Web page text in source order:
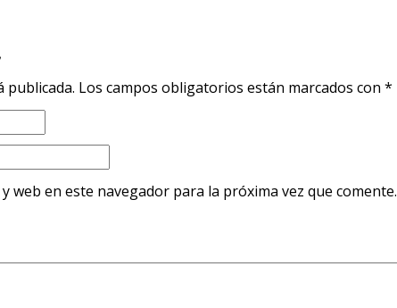
publicada. Los campos obligatorios están marcados con *
web en este navegador para la próxima vez que comente.